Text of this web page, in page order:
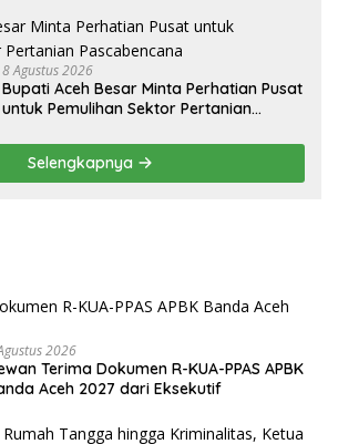
8 Agustus 2026
Bupati Aceh Besar Minta Perhatian Pusat
untuk Pemulihan Sektor Pertanian
Selengkapnya
2026
Terima Dokumen R-KUA-PPAS APBK
Aceh 2027 dari Eksekutif